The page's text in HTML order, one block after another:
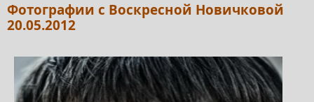
Фотографии с Воскресной Новичковой
20.05.2012